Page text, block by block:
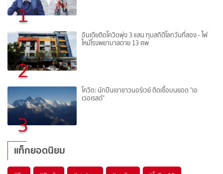
1
2
อินเดียติดโควิดพุ่ง 3 แสน ทุบสถิติโลกวันที่สอง - ไฟ
ไหม้โรงพยาบาลตาย 13 ศพ
3
โควิด: นักปีนเขาชาวนอร์เวย์ ติดเชื้อบนยอด "เอ
เวอเรสต์"
แท็กยอดนิยม